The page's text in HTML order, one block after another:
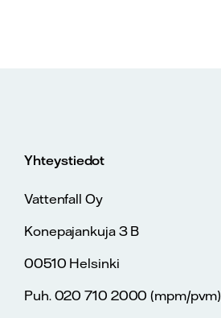
Yhteystiedot
Vattenfall Oy
Konepajankuja 3 B
00510 Helsinki
Puh. 020 710 2000 (mpm/pvm)